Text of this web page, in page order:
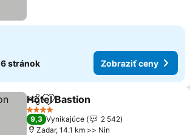
6 stránok Zobraziť ceny
ZdieľaťPridať do obľúbených
Hotel Bastion
4 Počet hviezdičiek
9,3 Vynikajúce
2 542
Zadar, 14.1 km >> Nin